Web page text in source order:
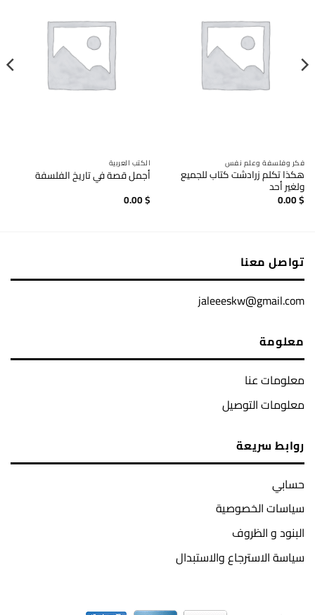
فكر وفلسفة وعلم نفس
هكذا تكلم زرادشت كتاب للجميع
ولغير أحد
0.00$
الكتب العربية
أجمل قصة في تاريخ الفلسفة
0.00$
تواصل معنا
jaleeeskw@gmail.com
معلومة
معلومات عنا
معلومات التوصيل
روابط سريعة
حسابي
سياسات الخصوصية
البنود و الظروف
سياسة الاسترجاع والاستبدال